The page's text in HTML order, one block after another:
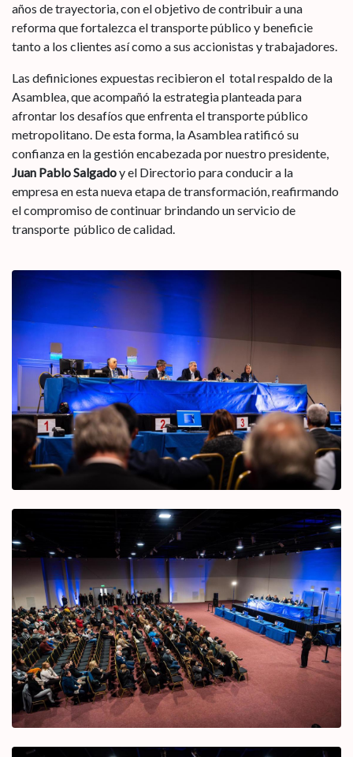
años de trayectoria, con el objetivo de contribuir a una
reforma que fortalezca el transporte público y beneficie
tanto a los clientes así como a sus accionistas y trabajadores.
Las definiciones expuestas recibieron el total respaldo de la
Asamblea, que acompañó la estrategia planteada para
afrontar los desafíos que enfrenta el transporte público
metropolitano. De esta forma, la Asamblea ratificó su
confianza en la gestión encabezada por nuestro presidente,
Juan Pablo Salgadoy el Directorio para conducir a la
empresa en esta nueva etapa de transformación, reafirmando
el compromiso de continuar brindando un servicio de
transporte público de calidad.